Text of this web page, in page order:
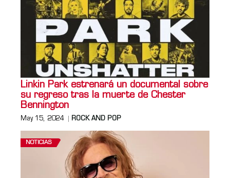
Linkin Park estrenará un documental sobre
su regreso tras la muerte de Chester
Bennington
May 15, 2024 ROCK AND POP
NOTICIAS